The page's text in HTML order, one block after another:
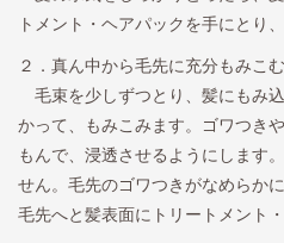
トメント・ヘアパックを手にとり
２．真ん中から毛先に充分もみこむ
毛束を少しずつとり、髪にもみ
かって、もみこみます。ゴワつき
もんで、浸透させるようにします
せん。毛先のゴワつきがなめらか
毛先へと髪表面にトリートメント